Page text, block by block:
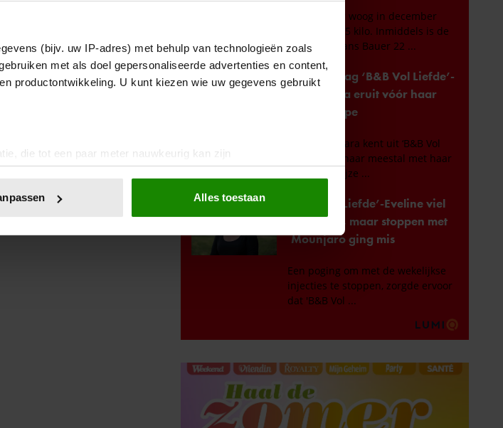
(bijv. uw IP-adres) met behulp van technologieën zoals
met als doel gepersonaliseerde advertenties en content,
productontwikkeling. U kunt kiezen wie uw gegevens gebruikt
die tot een paar meter nauwkeurig kan zijn
op specifieke eigenschappen (fingerprinting)
om functies voor social media te bieden en om ons
uw gebruik van onze site met onze partners voor social
gegevens combineren met andere informatie die u aan ze heeft
van hun services. U gaat akkoord met onze cookies als u
Alles toestaan
In aflevering 10 verloor hij
met Nordin Blessing
de proef: “oh god”, en